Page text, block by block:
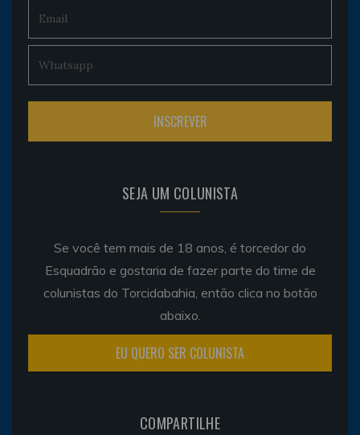
SEJA UM COLUNISTA
Se você tem mais de 18 anos, é torcedor do
Esquadrão e gostaria de fazer parte do time de
colunistas do Torcidabahia, então clica no botão
abaixo.
EU QUERO SER COLUNISTA
COMPARTILHE